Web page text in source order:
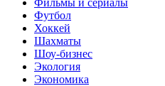
Футбол
Хоккей
Шахматы
Шоу-бизнес
Экология
Экономика